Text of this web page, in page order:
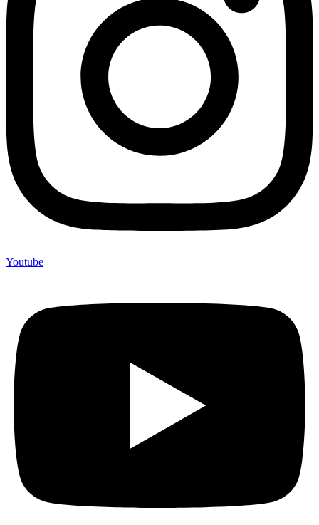
Youtube